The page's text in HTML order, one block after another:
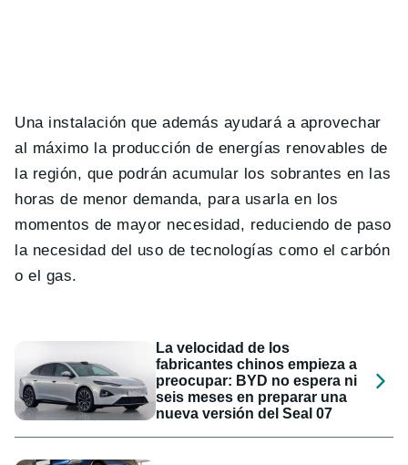
Una instalación que además ayudará a aprovechar
al máximo la producción de energías renovables de
la región, que podrán acumular los sobrantes en las
horas de menor demanda, para usarla en los
momentos de mayor necesidad, reduciendo de paso
la necesidad del uso de tecnologías como el carbón
o el gas.
La velocidad de los
fabricantes chinos empieza a
preocupar: BYD no espera ni
seis meses en preparar una
nueva versión del Seal 07